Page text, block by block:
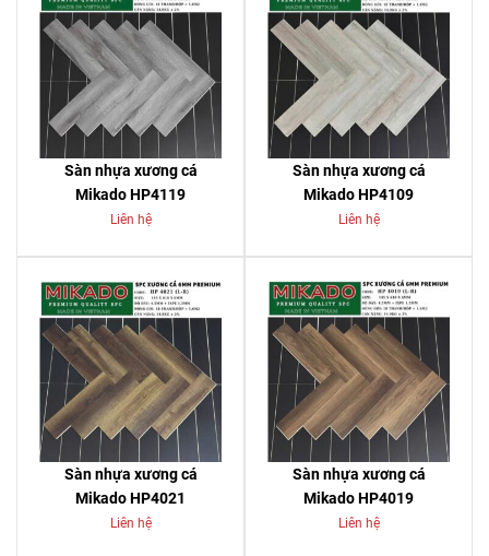
Sàn nhựa xương cá
Mikado HP4119
Liên hệ
Sàn nhựa xương cá
Mikado HP4109
Liên hệ
Sàn nhựa xương cá
Mikado HP4021
Liên hệ
Sàn nhựa xương cá
Mikado HP4019
Liên hệ